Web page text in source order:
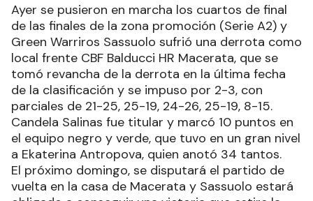
Ayer se pusieron en marcha los cuartos de final
de las finales de la zona promoción (Serie A2) y
Green Warriros Sassuolo sufrió una derrota como
local frente CBF Balducci HR Macerata, que se
tomó revancha de la derrota en la última fecha
de la clasificación y se impuso por 2-3, con
parciales de 21-25, 25-19, 24-26, 25-19, 8-15.
Candela Salinas fue titular y marcó 10 puntos en
el equipo negro y verde, que tuvo en un gran nivel
a Ekaterina Antropova, quien anotó 34 tantos.
El próximo domingo, se disputará el partido de
vuelta en la casa de Macerata y Sassuolo estará